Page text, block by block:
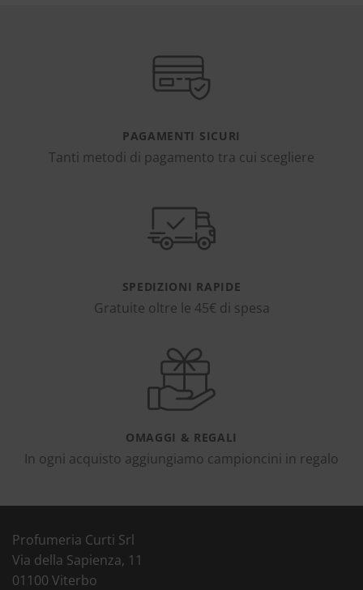
PAGAMENTI SICURI
Tanti metodi di pagamento tra cui scegliere
SPEDIZIONI RAPIDE
Gratuite oltre le 45€ di spesa
OMAGGI & REGALI
In ogni acquisto aggiungiamo campioncini in regalo
Profumeria Curti Srl
Via della Sapienza, 11
01100 Viterbo